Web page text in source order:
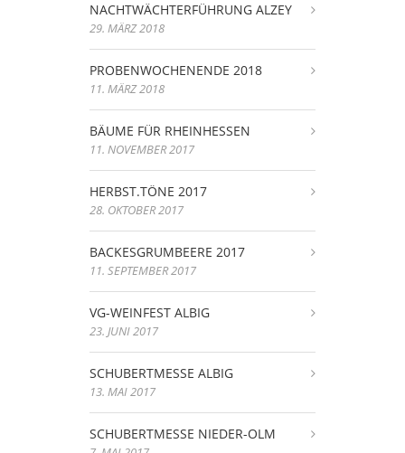
NACHTWÄCHTERFÜHRUNG ALZEY
29. MÄRZ 2018
PROBENWOCHENENDE 2018
11. MÄRZ 2018
BÄUME FÜR RHEINHESSEN
11. NOVEMBER 2017
HERBST.TÖNE 2017
28. OKTOBER 2017
BACKESGRUMBEERE 2017
11. SEPTEMBER 2017
VG-WEINFEST ALBIG
23. JUNI 2017
SCHUBERTMESSE ALBIG
13. MAI 2017
SCHUBERTMESSE NIEDER-OLM